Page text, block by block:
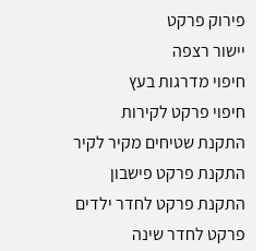
פירוק פרקט
יישור רצפה
חיפוי מדרגות בעץ
חיפוי פרקט לקירות
התקנת שטיחים מקיר לקיר
התקנת פרקט פישבון
התקנת פרקט לחדר ילדים
פרקט לחדר שינה